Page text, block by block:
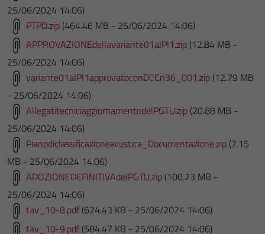
25/06/2024 14:06)
PTPD.zip (464.46 MB - 25/06/2024 14:06)
APPROVAZIONEdellavariante01alPI1.zip (12.84 MB -
25/06/2024 14:06)
variante01alPI1approvatoconDCCn36_001.zip (12.79 MB
- 25/06/2024 14:06)
AllegatitecniciaggiornamentodelPGTU.zip (20.88 MB -
25/06/2024 14:06)
Pianodiclassificazioneacustica_Documentazione.zip (7.15
MB - 25/06/2024 14:06)
ADOZIONEDEFINITIVAdelPGTU.zip (100.23 MB -
25/06/2024 14:06)
tav_10-8.pdf (624.43 KB - 25/06/2024 14:06)
tav_10-9.pdf (584.47 KB - 25/06/2024 14:06)